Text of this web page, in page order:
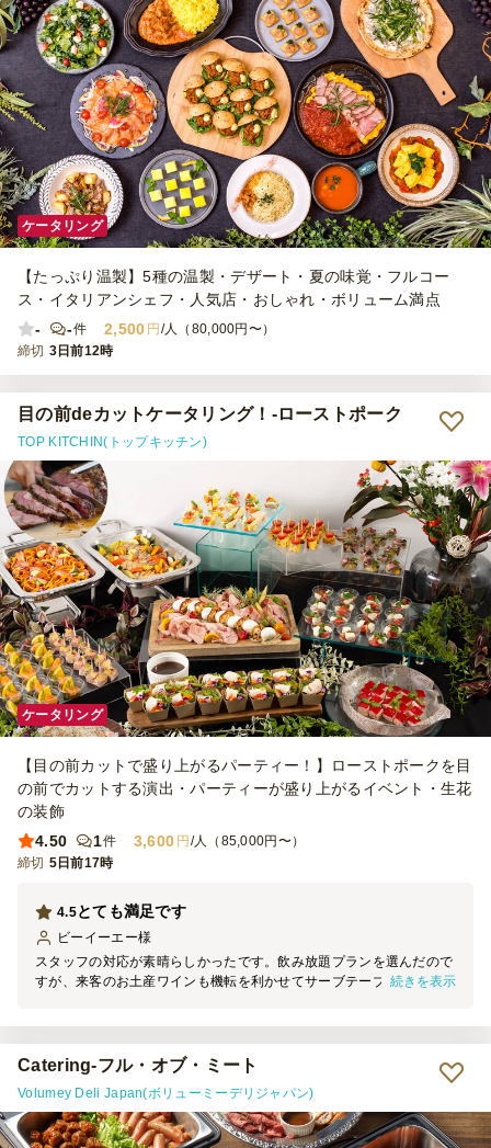
ケータリング
【たっぷり温製】5種の温製・デザート・夏の味覚・フルコー
ス・イタリアンシェフ・人気店・おしゃれ・ボリューム満点
-
-件 2,500 円 /人（80,000円〜）
締切 3日前12時
目の前deカットケータリング！-ローストポーク
TOP KITCHIN(トップキッチン)
ケータリング
【目の前カットで盛り上がるパーティー！】ローストポークを目
の前でカットする演出・パーティーが盛り上がるイベント・生花
の装飾
4.50
1件 3,600 円 /人（85,000円〜）
締切 5日前17時
とても満足です
4.5
ビーイーエー様
スタッフの対応が素晴らしかったです。飲み放題プランを選んだので
すが、来客のお土産ワインも機転を利かせてサーブテーブルに並べ
続きを表示
Catering-フル・オブ・ミート
Volumey Deli Japan(ボリューミーデリジャパン)